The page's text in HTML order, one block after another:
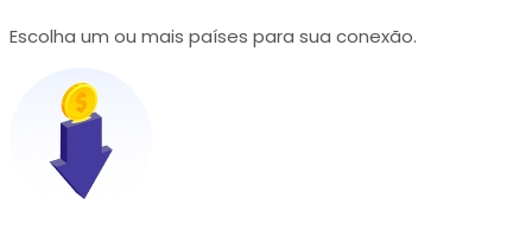
Escolha um ou mais países para sua conexão.